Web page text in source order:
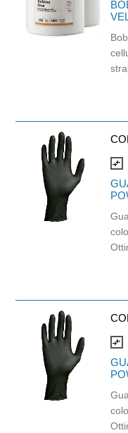
cellulosa da
compare_arrows
compare_arrows